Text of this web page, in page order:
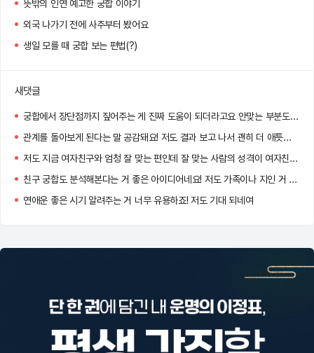
뜻밖의 인연 예고한 궁합 이야기
외국 나가기 전에 사주부터 봤어요
생일 모를 때 궁합 보는 편법(?)
새댓글
궁합에서 장단점까지 짚어주는 게 진짜 도움이 되더라고요 안맞는 부분도 이해하게 돼요
관계를 돌아보게 된다는 말 공감돼요! 저도 결과 보고 나서 괜히 더 애틋해지더라고요 :)
저도 지금 여자친구와 엄청 잘 맞는 편인데 잘 맞는 사람의 성격이 여자친구와 너무 똑같아서 신기했어요!!
친구 궁합도 분석해본다는 거 좋은 아이디어네요! 저도 가족이나 지인 거 해봐야겠어요
연애운 좋은 시기 알려주는 거 너무 유용하죠! 저도 기대 되네여